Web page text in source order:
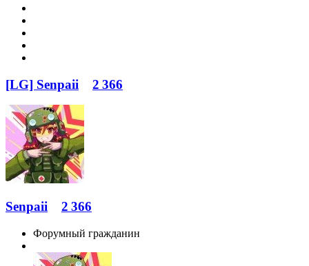
[LG] Senpaii 2 366
Senpaii 2 366
Форумный гражданин